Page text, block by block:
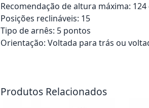
Recomendação de altura máxima: 124
Posições reclináveis: 15
Tipo de arnês: 5 pontos
Orientação: Voltada para trás ou
Produtos Relacionados
Adicionar ao carrinho